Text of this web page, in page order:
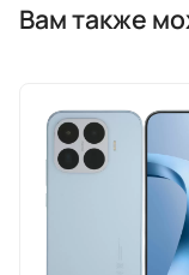
Вам также